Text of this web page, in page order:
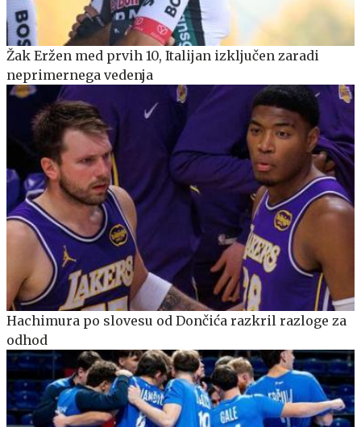
Žak Eržen med prvih 10, Italijan izključen zaradi
neprimernega vedenja
Hachimura po slovesu od Dončića razkril razloge za
odhod